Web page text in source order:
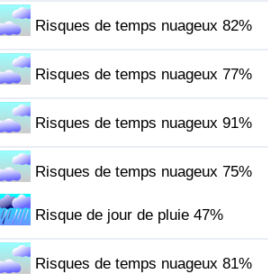
Risques de temps nuageux 82%
Risques de temps nuageux 77%
Risques de temps nuageux 91%
Risques de temps nuageux 75%
Risque de jour de pluie 47%
Risques de temps nuageux 81%
Pays